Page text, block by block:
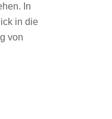
In
in die
von